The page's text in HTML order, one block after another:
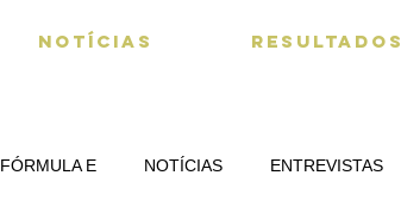
NOTÍCIAS RESULTADOS
FÓRMULA E NOTÍCIAS ENTREVISTAS